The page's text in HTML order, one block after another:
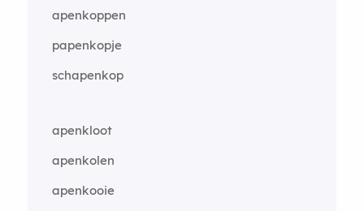
apenkoppen
papenkopje
schapenkop
apenkloot
apenkolen
apenkooie